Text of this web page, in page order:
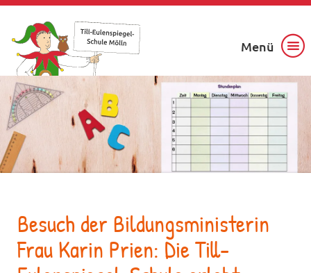
Menü
Besuch der Bildungsministerin
Frau Karin Prien: Die Till-